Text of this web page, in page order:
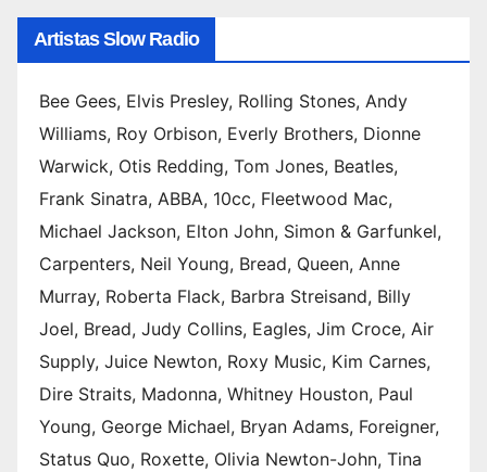
de
Swed
ish
Hous
e
Mafia
:
ranki
ng de
sus
mejor
tema
s
(2026
) 6.
Canci
Artistas Slow Radio
Bee Gees, Elvis Presley, Rolling Stones, Andy
Williams, Roy Orbison, Everly Brothers, Dionne
Warwick, Otis Redding, Tom Jones, Beatles,
Frank Sinatra, ABBA, 10cc, Fleetwood Mac,
Michael Jackson, Elton John, Simon & Garfunkel,
Carpenters, Neil Young, Bread, Queen, Anne
Murray, Roberta Flack, Barbra Streisand, Billy
Joel, Bread, Judy Collins, Eagles, Jim Croce, Air
Supply, Juice Newton, Roxy Music, Kim Carnes,
Dire Straits, Madonna, Whitney Houston, Paul
Young, George Michael, Bryan Adams, Foreigner,
Status Quo, Roxette, Olivia Newton-John, Tina